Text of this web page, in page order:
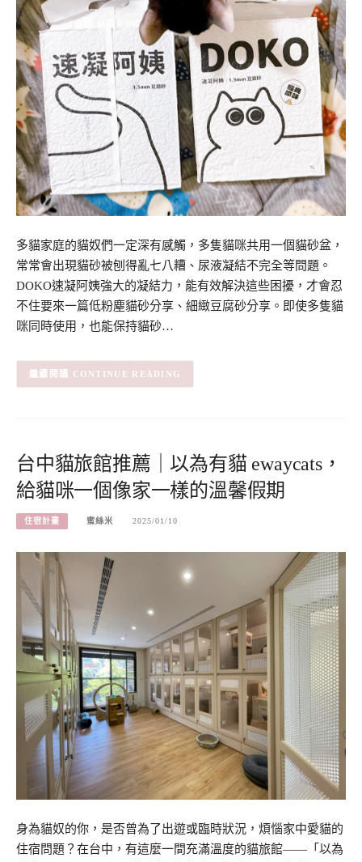
多貓家庭的貓奴們一定深有感觸，多隻貓咪共用一個貓砂盆，
常常會出現貓砂被刨得亂七八糟、尿液凝結不完全等問題。
DOKO速凝阿姨強大的凝結力，能有效解決這些困擾，才會忍
不住要來一篇低粉塵貓砂分享、細緻豆腐砂分享。即使多隻貓
咪同時使用，也能保持貓砂…
CONTINUE READING
台中貓旅館推薦｜以為有貓 ewaycats，
給貓咪一個像家一樣的溫馨假期
住宿計畫 蜜絲米 2025/01/10
身為貓奴的你，是否曾為了出遊或臨時狀況，煩惱家中愛貓的
住宿問題？在台中，有這麼一間充滿溫度的貓旅館——「以為